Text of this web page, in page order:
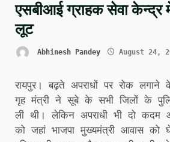
एसबीआई ग्राहक सेवा केन्द्र
लूट
Abhinesh Pandey August 24,
रायपुर। बढ़ते अपराधों पर रोक लगाने
गृह मंत्री ने सूबे के सभी जिलों के
ली थी। लेकिन अपराधी भी दो कदम
को जहां भाजपा मुख्यमंत्री आवास को